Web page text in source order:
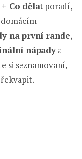
Co dělat poradí,
na první rande,
nápadya
si seznamovaní,